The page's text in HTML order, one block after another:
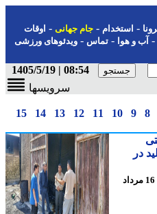
استخدام- جام جهانی-اوقات
و هوا-تماس-ویدئوهای ورزشی
08:54 | 1405/5/19
سرویسها
9
10
11
12
13
14
15
- جمعه 16 مرداد